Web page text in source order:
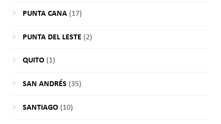
PUNTA CANA(17)
PUNTA DEL LESTE (2)
QUITO(1)
SAN ANDRÉS (35)
SANTIAGO(10)